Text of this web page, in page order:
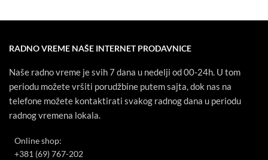
RADNO VREME NAŠE INTERNET PRODAVNICE
Naše radno vreme je svih 7 dana u nedelji od 00-24h. U tom
periodu možete vršiti porudžbine putem sajta, dok nas na
telefone možete kontaktirati svakog radnog dana u periodu
radnog vremena lokala.
Online shop:
+381 (69) 767-202